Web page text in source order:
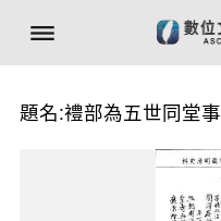
題名:禮部為五世同堂事